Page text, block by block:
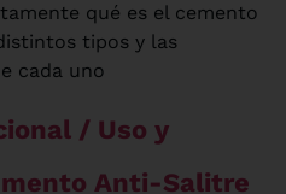
qué es el cemento
tipos y las
cada uno
/ Uso y
Anti-Salitre